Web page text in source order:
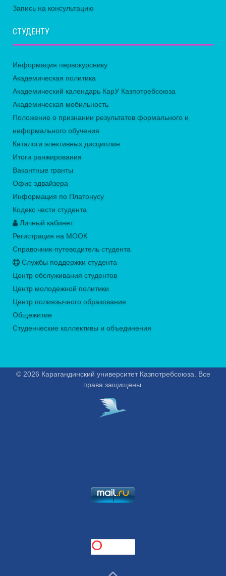
Запись на консультацию
СТУДЕНТУ
Информация первокурснику
Академическая политика
Академический календарь КарУ Казпотребсоюза
Академическая мобильность
Положение о признании результатов формального и
неформального обучения
Каталоги элективных дисциплин
Итоги ранжирования
Вакантные гранты
Офис эдвайзера
Информация по Платонусу
Кодекс чести студента
Личный кабинет
Регистрация на МООК
Справочник-путеводитель студента
Службы поддержки студента
Центр обслуживания студентов
Центр молодежной политики
Центр полиязычного образования
Общежитие
Студенческие коллективы и объединения
© 2026 Карагандинский университет Казпотребсоюза. Все
права защищены.